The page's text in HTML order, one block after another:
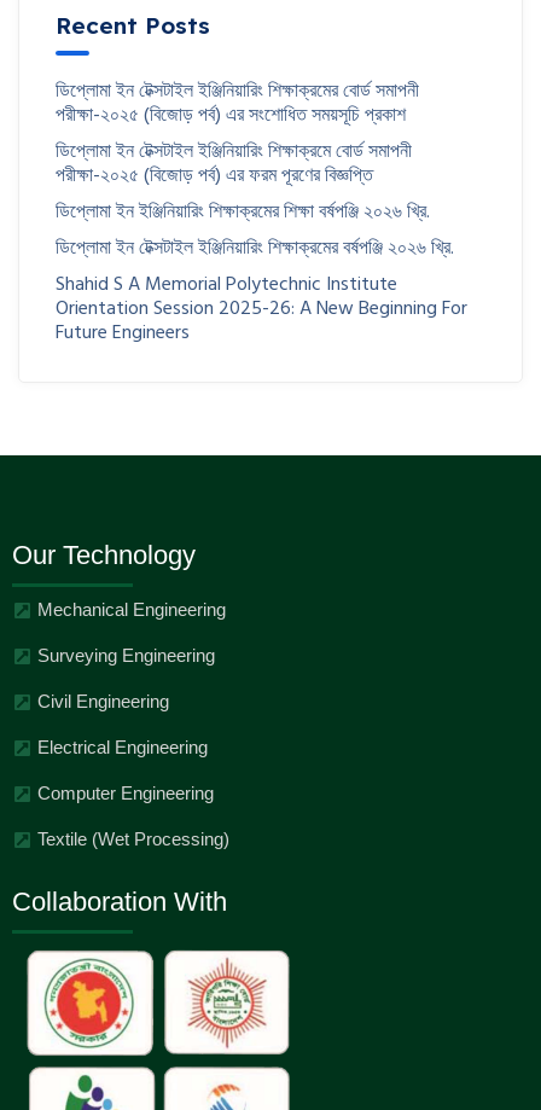
Recent Posts
ডিপ্লোমা ইন টেক্সটাইল ইঞ্জিনিয়ারিং শিক্ষাক্রমের বোর্ড সমাপনী
পরীক্ষা-২০২৫ (বিজোড় পর্ব) এর সংশোধিত সময়সূচি প্রকাশ
ডিপ্লোমা ইন টেক্সটাইল ইঞ্জিনিয়ারিং শিক্ষাক্রমে বোর্ড সমাপনী
পরীক্ষা-২০২৫ (বিজোড় পর্ব) এর ফরম পূরণের বিজ্ঞপ্তি
ডিপ্লোমা ইন ইঞ্জিনিয়ারিং শিক্ষাক্রমের শিক্ষা বর্ষপঞ্জি ২০২৬ খ্রি.
ডিপ্লোমা ইন টেক্সটাইল ইঞ্জিনিয়ারিং শিক্ষাক্রমের বর্ষপঞ্জি ২০২৬ খ্রি.
Shahid S A Memorial Polytechnic Institute
Orientation Session 2025-26: A New Beginning For
Future Engineers
Our Technology
Mechanical Engineering
Surveying Engineering
Civil Engineering
Electrical Engineering
Computer Engineering
Textile (Wet Processing)
Collaboration With